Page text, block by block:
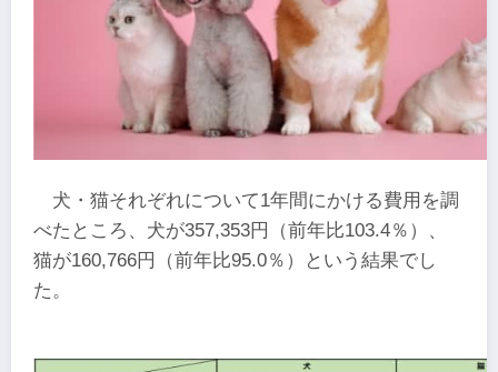
犬・猫それぞれについて1年間にかける費用を調
べたところ、犬が357,353円（前年比103.4％）、
猫が160,766円（前年比95.0％）という結果でし
た。